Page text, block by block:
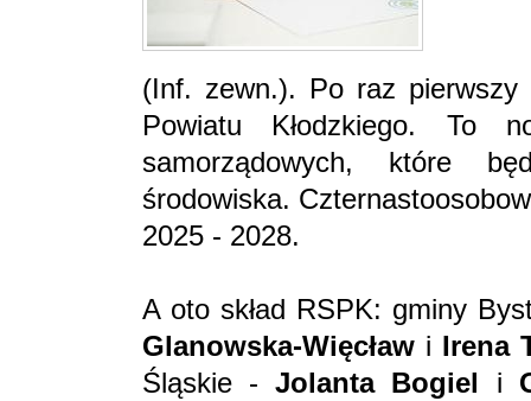
(Inf. zewn.). Po raz pierwszy
Powiatu Kłodzkiego. To
samorządowych, które
środowiska.
2025 - 2028.
A oto skład RSPK: gminy
Glanowska-Więcław i Irena
Śląskie -Jolanta Bogiel i